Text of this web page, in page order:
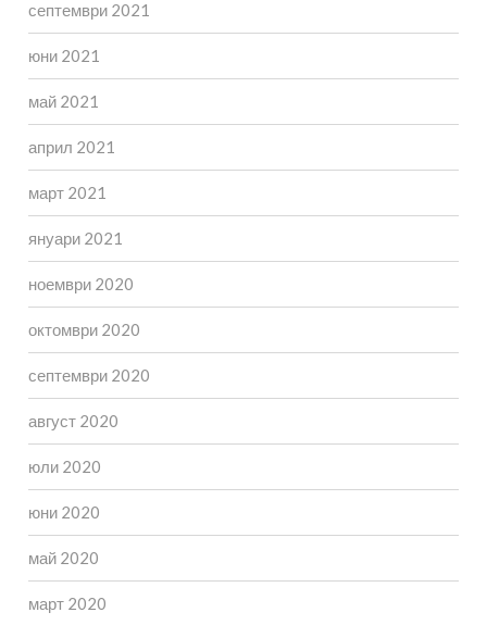
септември 2021
юни 2021
май 2021
април 2021
март 2021
януари 2021
ноември 2020
октомври 2020
септември 2020
август 2020
юли 2020
юни 2020
май 2020
март 2020